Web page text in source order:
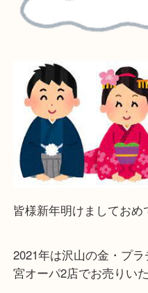
と思って頂けるよう
皆様のご来店を従業
Facebook
Twitter
Line
（ 貴金属 N/A 金 プラチナ
金 K24 Pt1000 プラチナ
K21,6 Pt900 Pt850 K18